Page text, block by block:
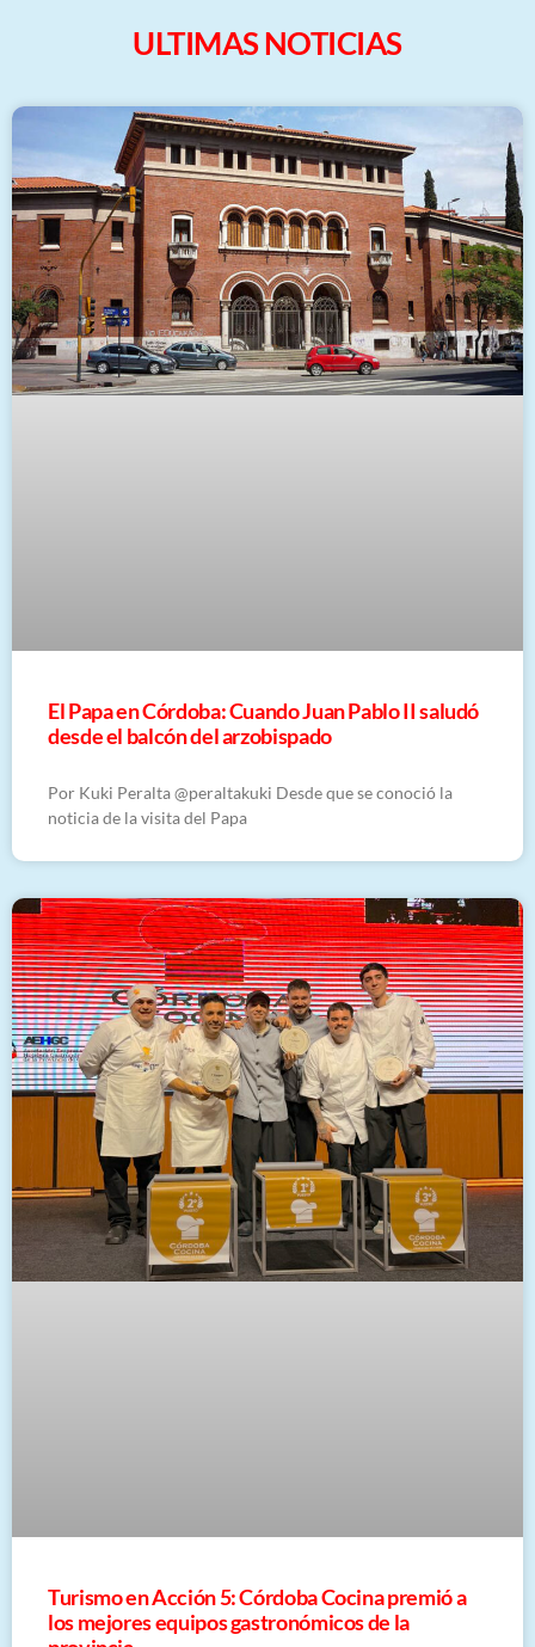
ULTIMAS NOTICIAS
El Papa en Córdoba: Cuando Juan Pablo II saludó
desde el balcón del arzobispado
Por Kuki Peralta @peraltakuki Desde que se conoció la
noticia de la visita del Papa
Turismo en Acción 5: Córdoba Cocina premió a
los mejores equipos gastronómicos de la